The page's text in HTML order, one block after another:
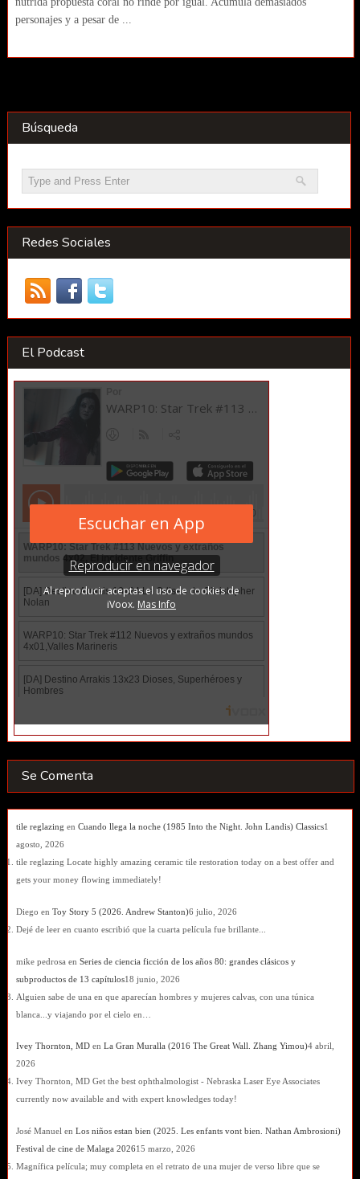
personajes y a pesar de ...
Búsqueda
Redes Sociales
El Podcast
Se Comenta
tile reglazing en Cuando llega la noche (1985 Into the Night. John Landis) Classics1
agosto, 2026
tile reglazing Locate highly amazing ceramic tile restoration today on a best offer and
gets your money flowing immediately!
Diego en Toy Story 5 (2026. Andrew Stanton)6 julio, 2026
Dejé de leer en cuanto escribió que la cuarta película fue brillante...
mike pedrosa en Series de ciencia ficción de los años 80: grandes clásicos y
subproductos de 13 capítulos18 junio, 2026
Alguien sabe de una en que aparecían hombres y mujeres calvas, con una túnica
blanca...y viajando por el cielo en…
Ivey Thornton, MDen La Gran Muralla (2016 The Great Wall. Zhang Yimou)4 abril,
2026
Ivey Thornton, MD Get the best ophthalmologist - Nebraska Laser Eye Associates
currently now available and with expert knowledges today!
José Manuel en Los niños estan bien (2025. Les enfants vont bien. Nathan Ambrosioni)
Festival de cine de Malaga 202615 marzo, 2026
Magnífica película; muy completa en el retrato de una mujer de verso libre que se